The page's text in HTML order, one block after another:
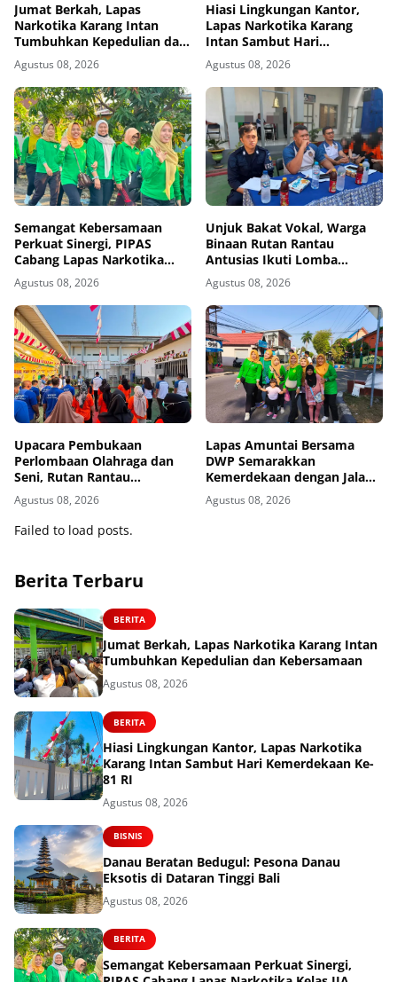
Jumat Berkah, Lapas
Narkotika Karang Intan
Tumbuhkan Kepedulian dan
Kebersamaan
Agustus 08, 2026
Hiasi Lingkungan Kantor,
Lapas Narkotika Karang
Intan Sambut Hari
Kemerdekaan Ke-81 RI
Agustus 08, 2026
Semangat Kebersamaan
Perkuat Sinergi, PIPAS
Cabang Lapas Narkotika
Kelas IIA Karang Intan Ikuti
Fun Walk HUT Ke-81 RI
Agustus 08, 2026
Unjuk Bakat Vokal, Warga
Binaan Rutan Rantau
Antusias Ikuti Lomba
Menyanyi Lagu Nasional dan
Bebas
Agustus 08, 2026
Upacara Pembukaan
Perlombaan Olahraga dan
Seni, Rutan Rantau
Semarakkan HUT ke-81
Kemerdekaan RI
Agustus 08, 2026
Lapas Amuntai Bersama
DWP Semarakkan
Kemerdekaan dengan Jalan
Santai dan Bakti Sosial
Agustus 08, 2026
Failed to load posts.
Berita Terbaru
BERITA
Jumat Berkah, Lapas Narkotika Karang Intan
Tumbuhkan Kepedulian dan Kebersamaan
Agustus 08, 2026
BERITA
Hiasi Lingkungan Kantor, Lapas Narkotika
Karang Intan Sambut Hari Kemerdekaan Ke-
81 RI
Agustus 08, 2026
BISNIS
Danau Beratan Bedugul: Pesona Danau
Eksotis di Dataran Tinggi Bali
Agustus 08, 2026
BERITA
Semangat Kebersamaan Perkuat Sinergi,